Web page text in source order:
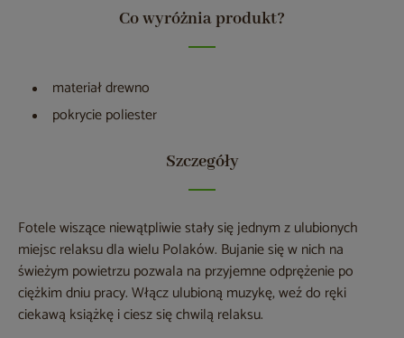
Co wyróżnia produkt?
materiał drewno
pokrycie poliester
Szczegóły
Fotele wiszące niewątpliwie stały się jednym z ulubionych
miejsc relaksu dla wielu Polaków. Bujanie się w nich na
świeżym powietrzu pozwala na przyjemne odprężenie po
ciężkim dniu pracy. Włącz ulubioną muzykę, weź do ręki
ciekawą książkę i ciesz się chwilą relaksu.